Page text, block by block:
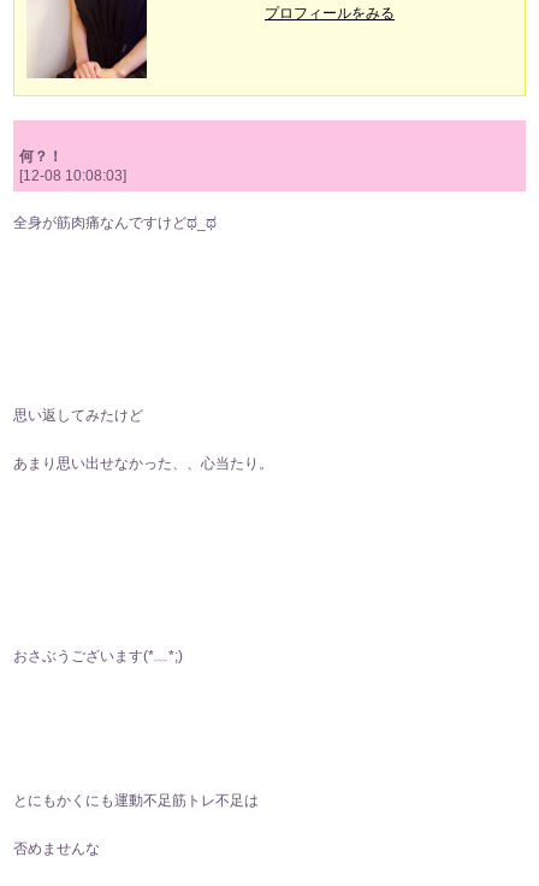
プロフィールをみる
何？！
[12-08 10:08:03]
全身が筋肉痛なんですけどಥ⁠_⁠ಥ
思い返してみたけど
あまり思い出せなかった、、心当たり。
おさぶうございます(⁠*⁠﹏⁠*⁠;⁠)
とにもかくにも運動不足筋トレ不足は
否めませんな